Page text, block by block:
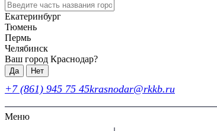
Екатеринбург
Тюмень
Пермь
Челябинск
Ваш город Краснодар?
Да Нет
+7 (861) 945 75 45krasnodar@rkkb.ru
Меню